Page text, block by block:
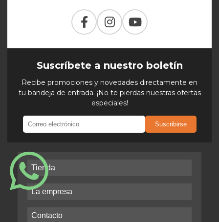
Suscríbete a nuestro boletín
Recibe promociones y novedades directamente en
tu bandeja de entrada. ¡No te pierdas nuestras ofertas
especiales!
Suscribirse
Tienda
La empresa
Contacto